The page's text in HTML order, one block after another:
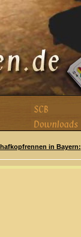
in Bayern: